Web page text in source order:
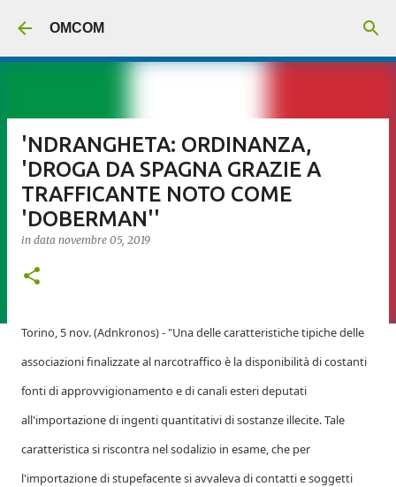
OMCOM
'NDRANGHETA: ORDINANZA,
'DROGA DA SPAGNA GRAZIE A
TRAFFICANTE NOTO COME
'DOBERMAN''
in data novembre 05, 2019
Torino, 5 nov. (Adnkronos) - "Una delle caratteristiche tipiche delle
associazioni finalizzate al narcotraffico è la disponibilità di costanti
fonti di approvvigionamento e di canali esteri deputati
all'importazione di ingenti quantitativi di sostanze illecite. Tale
caratteristica si riscontra nel sodalizio in esame, che per
l'importazione di stupefacente si avvaleva di contatti e soggetti